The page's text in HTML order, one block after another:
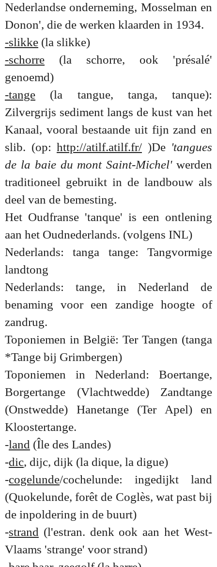
Nederlandse onderneming, Mosselman en
Donon', die de werken klaarden in 1934.
-slikke (la slikke)
-schorre (la schorre, ook 'présalé'
genoemd)
-tange (la tangue, tanga, tanque):
Zilvergrijs sediment langs de kust van het
Kanaal, vooral bestaande uit fijn zand en
slib. (op: http://atilf.atilf.fr/ )De 'tangues
de la baie du mont Saint-Michel'werden
traditioneel gebruikt in de landbouw als
deel van de bemesting.
Het Oudfranse 'tanque' is een ontlening
aan het Oudnederlands. (volgens INL)
Nederlands: tanga tange: Tangvormige
landtong
Nederlands: tange, in Nederland de
benaming voor een zandige hoogte of
zandrug.
Toponiemen in België: Ter Tangen (tanga
*Tange bij Grimbergen)
Toponiemen in Nederland: Boertange,
Borgertange (Vlachtwedde) Zandtange
(Onstwedde) Hanetange (Ter Apel) en
Kloostertange.
-land (Île des Landes)
-dic, dijc, dijk (la dique, la digue)
-cogelunde/cochelunde: ingedijkt land
(Quokelunde, forêt de Coglès, wat past bij
de inpoldering in de buurt)
-strand (l'estran. denk ook aan het West-
Vlaams 'strange' voor strand)